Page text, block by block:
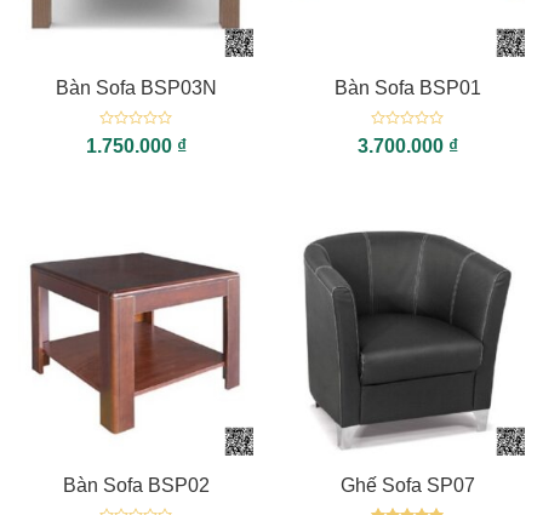
Bàn Sofa BSP03N
Được
xếp
1.750.000 ₫
Bàn Sofa BSP01
Được
xếp
3.700.000 ₫
Bàn Sofa BSP02 Ghế Sofa SP07